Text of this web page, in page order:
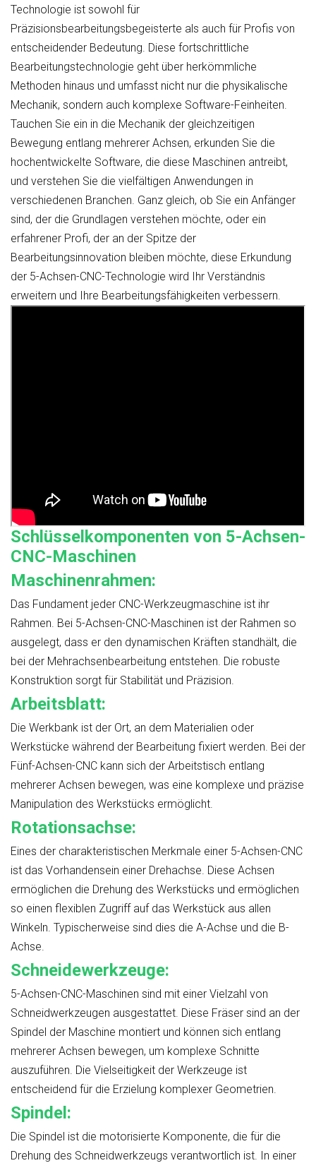
Technologie ist sowohl für
Präzisionsbearbeitungsbegeisterte als auch für Profis von
entscheidender Bedeutung. Diese fortschrittliche
Bearbeitungstechnologie geht über herkömmliche
Methoden hinaus und umfasst nicht nur die physikalische
Mechanik, sondern auch komplexe Software-Feinheiten.
Tauchen Sie ein in die Mechanik der gleichzeitigen
Bewegung entlang mehrerer Achsen, erkunden Sie die
hochentwickelte Software, die diese Maschinen antreibt,
und verstehen Sie die vielfältigen Anwendungen in
verschiedenen Branchen. Ganz gleich, ob Sie ein Anfänger
sind, der die Grundlagen verstehen möchte, oder ein
erfahrener Profi, der an der Spitze der
Bearbeitungsinnovation bleiben möchte, diese Erkundung
der 5-Achsen-CNC-Technologie wird Ihr Verständnis
erweitern und Ihre Bearbeitungsfähigkeiten verbessern.
Schlüsselkomponenten von 5-Achsen-
CNC-Maschinen
Maschinenrahmen:
Das Fundament jeder CNC-Werkzeugmaschine ist ihr
Rahmen. Bei 5-Achsen-CNC-Maschinen ist der Rahmen so
ausgelegt, dass er den dynamischen Kräften standhält, die
bei der Mehrachsenbearbeitung entstehen. Die robuste
Konstruktion sorgt für Stabilität und Präzision.
Arbeitsblatt:
Die Werkbank ist der Ort, an dem Materialien oder
Werkstücke während der Bearbeitung fixiert werden. Bei der
Fünf-Achsen-CNC kann sich der Arbeitstisch entlang
mehrerer Achsen bewegen, was eine komplexe und präzise
Manipulation des Werkstücks ermöglicht.
Rotationsachse:
Eines der charakteristischen Merkmale einer 5-Achsen-CNC
ist das Vorhandensein einer Drehachse. Diese Achsen
ermöglichen die Drehung des Werkstücks und ermöglichen
so einen flexiblen Zugriff auf das Werkstück aus allen
Winkeln. Typischerweise sind dies die A-Achse und die B-
Achse.
Schneidewerkzeuge:
5-Achsen-CNC-Maschinen sind mit einer Vielzahl von
Schneidwerkzeugen ausgestattet. Diese Fräser sind an der
Spindel der Maschine montiert und können sich entlang
mehrerer Achsen bewegen, um komplexe Schnitte
auszuführen. Die Vielseitigkeit der Werkzeuge ist
entscheidend für die Erzielung komplexer Geometrien.
Spindel:
Die Spindel ist die motorisierte Komponente, die für die
Drehung des Schneidwerkzeugs verantwortlich ist. In einer